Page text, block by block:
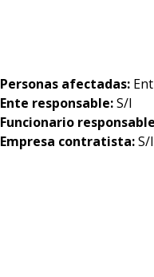
Personas afectadas:
Ente responsable:S/I
Funcionario
Empresa contratista:S/I